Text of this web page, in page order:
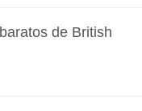
de British